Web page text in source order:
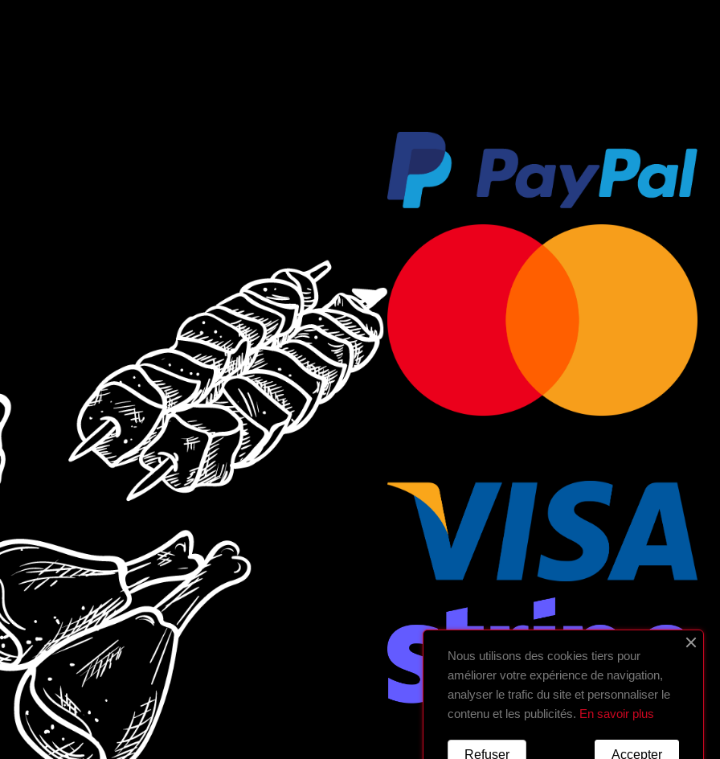
Nous utilisons des cookies tiers pour
améliorer votre expérience de navigation,
analyser le trafic du site et personnaliser le
contenu et les publicités. En savoir plus
Accepter
Refuser